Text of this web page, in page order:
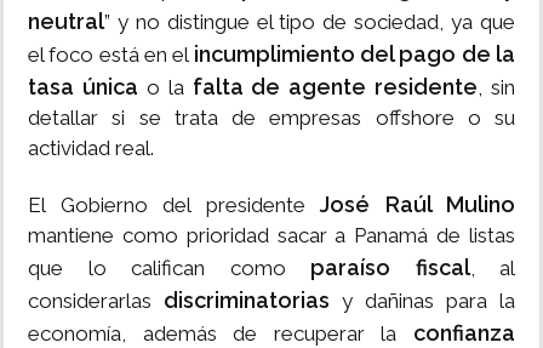
neutral” y no distingue el tipo de sociedad, ya que
el foco está en el incumplimiento del pago de la
tasa única o la falta de agente residente, sin
detallar si se trata de empresas offshore o su
actividad real.
El Gobierno del presidente José Raúl Mulino
mantiene como prioridad sacar a Panamá de listas
que lo califican como paraíso fiscal, al
considerarlas discriminatorias y dañinas para la
economía, además de recuperar la confianza